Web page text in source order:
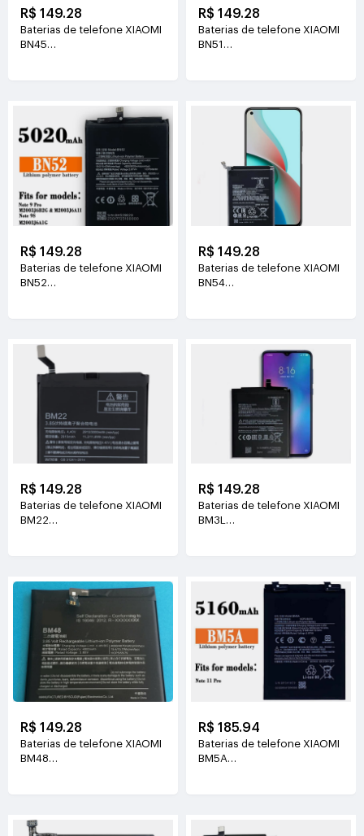
R$ 149.28
Baterias de telefone XIAOMI
BN45
R$ 149.28
Baterias de telefone XIAOMI
BN51
R$ 149.28
Baterias de telefone XIAOMI
BN52
R$ 149.28
Baterias de telefone XIAOMI
BN54
R$ 149.28
Baterias de telefone XIAOMI
BM22
R$ 149.28
Baterias de telefone XIAOMI
BM3L
R$ 149.28
Baterias de telefone XIAOMI
BM48
R$ 185.94
Baterias de telefone XIAOMI
BM5A